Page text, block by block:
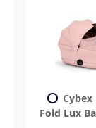
Cybex
Fold Lux